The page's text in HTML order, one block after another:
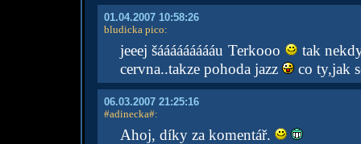
01.04.2007 10:58:26
bludicka pico:
jeeej šáááááááááu Terkooo
tak
cervna..takze pohoda jazz
co ty,jak
06.03.2007 21:25:16
#adinecka#:
Ahoj, díky za komentář.